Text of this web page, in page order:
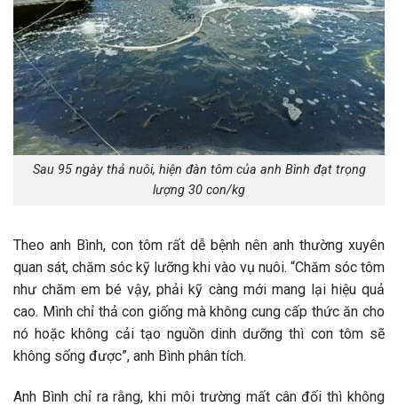
Sau 95 ngày thả nuôi, hiện đàn tôm của anh Bình đạt trọng
lượng 30 con/kg
Theo anh Bình, con tôm rất dễ bệnh nên anh thường xuyên
quan sát, chăm sóc kỹ lưỡng khi vào vụ nuôi. “Chăm sóc tôm
như chăm em bé vậy, phải kỹ càng mới mang lại hiệu quả
cao. Mình chỉ thả con giống mà không cung cấp thức ăn cho
nó hoặc không cải tạo nguồn dinh dưỡng thì con tôm sẽ
không sống được”, anh Bình phân tích.
Anh Bình chỉ ra rằng, khi môi trường mất cân đối thì không